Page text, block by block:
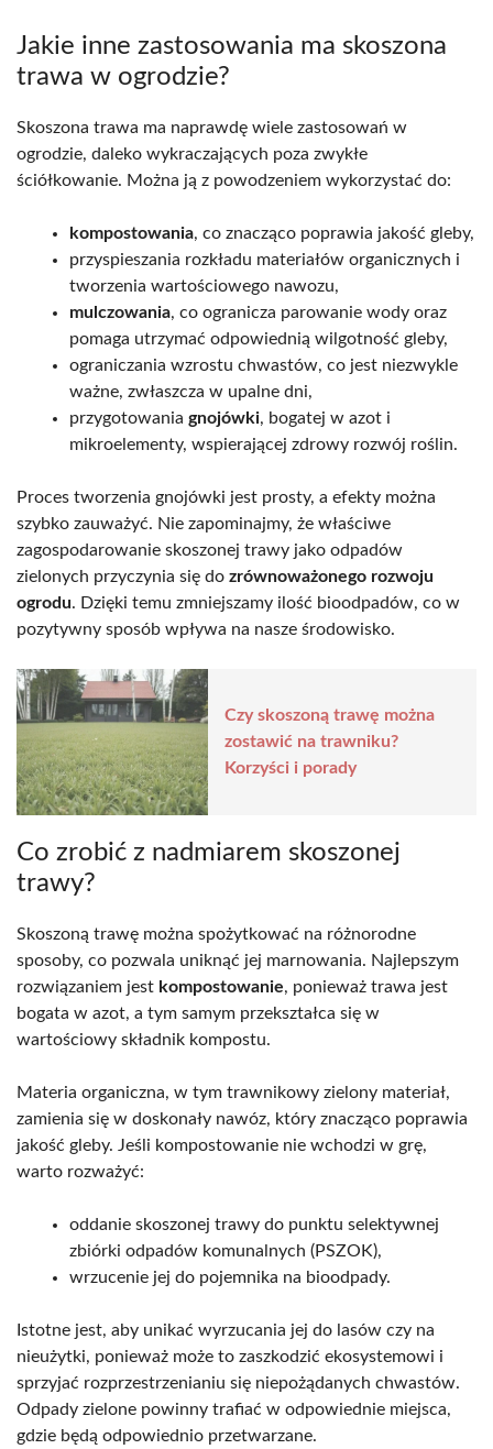
Jakie inne zastosowania ma skoszona
trawa w ogrodzie?
Skoszona trawa ma naprawdę wiele zastosowań w
ogrodzie, daleko wykraczających poza zwykłe
ściółkowanie. Można ją z powodzeniem wykorzystać do:
kompostowania, co znacząco poprawia jakość gleby,
przyspieszania rozkładu materiałów organicznych i
tworzenia wartościowego nawozu,
mulczowania, co ogranicza parowanie wody oraz
pomaga utrzymać odpowiednią wilgotność gleby,
ograniczania wzrostu chwastów, co jest niezwykle
ważne, zwłaszcza w upalne dni,
przygotowania gnojówki, bogatej w azot i
mikroelementy, wspierającej zdrowy rozwój roślin.
Proces tworzenia gnojówki jest prosty, a efekty można
szybko zauważyć. Nie zapominajmy, że właściwe
zagospodarowanie skoszonej trawy jako odpadów
zielonych przyczynia się do zrównoważonego rozwoju
ogrodu. Dzięki temu zmniejszamy ilość bioodpadów, co w
pozytywny sposób wpływa na nasze środowisko.
Czy skoszoną trawę można
zostawić na trawniku?
Korzyści i porady
Co zrobić z nadmiarem skoszonej
trawy?
Skoszoną trawę można spożytkować na różnorodne
sposoby, co pozwala uniknąć jej marnowania. Najlepszym
rozwiązaniem jest kompostowanie, ponieważ trawa jest
bogata w azot, a tym samym przekształca się w
wartościowy składnik kompostu.
Materia organiczna, w tym trawnikowy zielony materiał,
zamienia się w doskonały nawóz, który znacząco poprawia
jakość gleby. Jeśli kompostowanie nie wchodzi w grę,
warto rozważyć:
oddanie skoszonej trawy do punktu selektywnej
zbiórki odpadów komunalnych (PSZOK),
wrzucenie jej do pojemnika na bioodpady.
Istotne jest, aby unikać wyrzucania jej do lasów czy na
nieużytki, ponieważ może to zaszkodzić ekosystemowi i
sprzyjać rozprzestrzenianiu się niepożądanych chwastów.
Odpady zielone powinny trafiać w odpowiednie miejsca,
gdzie będą odpowiednio przetwarzane.